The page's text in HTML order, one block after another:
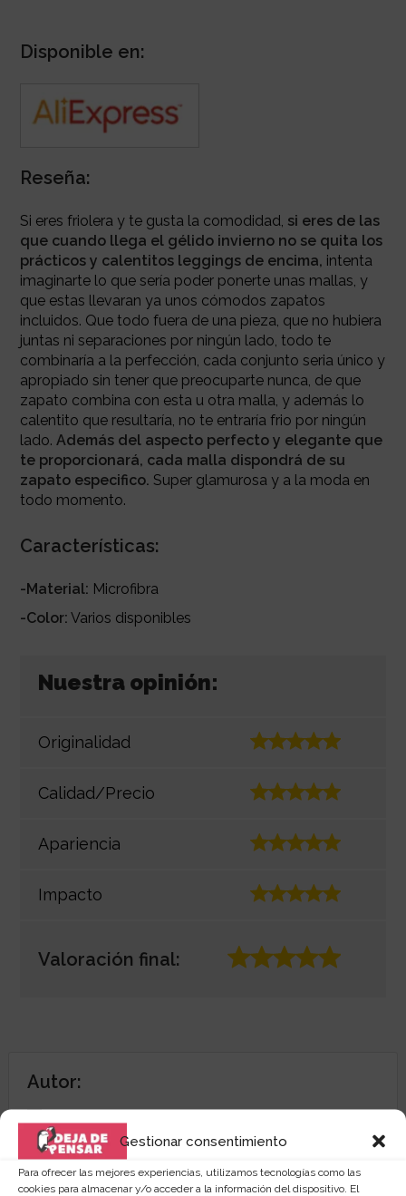
Gestionar consentimiento
Para ofrecer las mejores experiencias, utilizamos tecnologías como las
cookies para almacenar y/o acceder a la información del dispositivo. El
Disponible en:
Reseña:
Si eres friolera y te gusta la comodidad, si eres de las
que cuando llega el gélido invierno no se quita los
prácticos y calentitos leggings de encima, intenta
imaginarte lo que sería poder ponerte unas mallas, y
que estas llevaran ya unos cómodos zapatos
incluidos. Que todo fuera de una pieza, que no hubiera
juntas ni separaciones por ningún lado, todo te
combinaría a la perfección, cada conjunto seria único y
apropiado sin tener que preocuparte nunca, de que
zapato combina con esta u otra malla, y además lo
calentito que resultaría, no te entraría frio por ningún
lado. Además del aspecto perfecto y elegante que
te proporcionará, cada malla dispondrá de su
zapato especifico. Super glamurosa y a la moda en
todo momento.
Características:
-Material: Microfibra
-Color: Varios disponibles
Nuestra opinión:
Originalidad
Calidad/Precio
Apariencia
Impacto
Valoración final:
Autor:
Cristina Cárdenas